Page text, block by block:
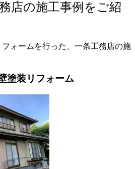
店の施工事例をご紹
ォームを行った、一条工務店の施
装リフォーム